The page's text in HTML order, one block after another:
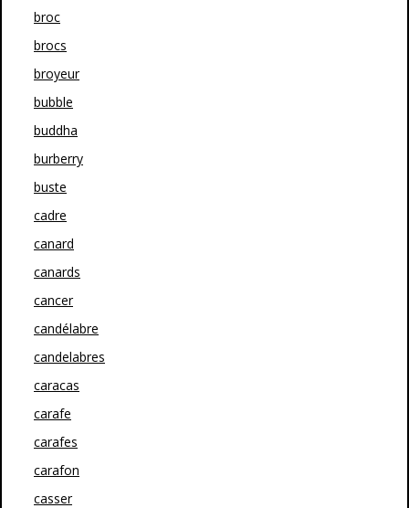
broc
brocs
broyeur
bubble
buddha
burberry
buste
cadre
canard
canards
cancer
candélabre
candelabres
caracas
carafe
carafes
carafon
casser